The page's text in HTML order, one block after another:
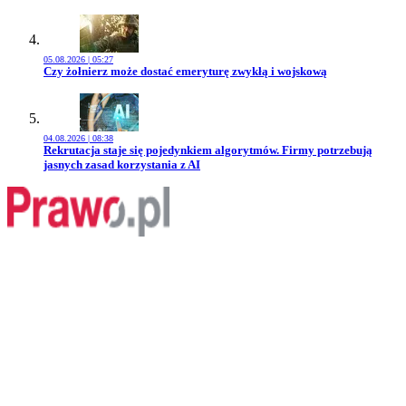
05.08.2026 | 05:27
Przejdź do artykułu:
Czy żołnierz może dostać emeryturę zwykłą i wojskową
04.08.2026 | 08:38
Przejdź do artykułu:
Rekrutacja staje się pojedynkiem algorytmów. Firmy potrzebują
jasnych zasad korzystania z AI